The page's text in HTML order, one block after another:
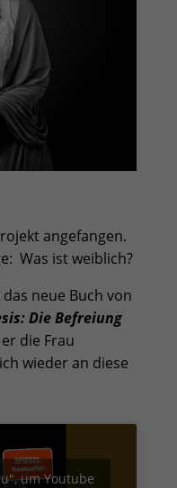
angefangen.
Was ist weiblich?
neue Buch von
Die Befreiung
die Frau
wieder an diese
um Youtube